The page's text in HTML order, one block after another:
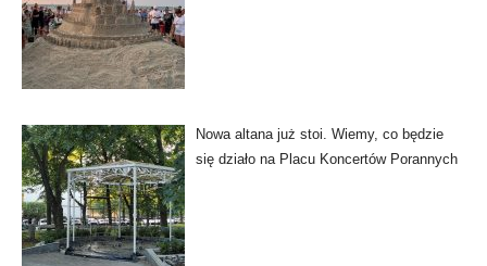
Nowa altana już stoi. Wiemy, co będzie
się działo na Placu Koncertów Porannych